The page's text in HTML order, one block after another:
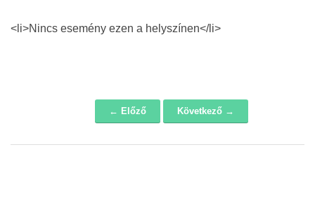
<li>Nincs esemény ezen a helyszínen</li>
← Előző Következő →